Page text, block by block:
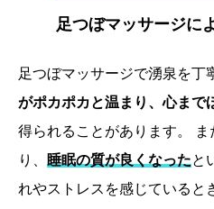
足つぼマッサージに
足つぼマッサージで湧泉を丁
がポカポカと温まり、心まで
得られることがあります。
り、 睡眠の質が良くなったと
れやストレスを感じていると